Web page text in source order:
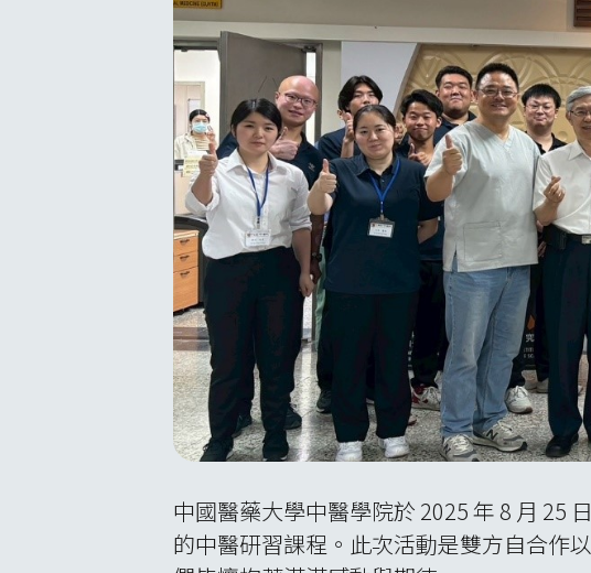
中國醫藥大學中醫學院於 2025 年 8 月 25
的中醫研習課程。此次活動是雙方自合作